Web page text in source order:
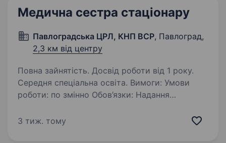
Медична сестра стаціонару
Павлоградська ЦРЛ, КНП ВСР, Павлоград,
2,3 км від центру
Повна зайнятість. Досвід роботи від 1 року.
Середня спеціальна освіта. Вимоги: Умови
роботи: по змінно Обов’язки: Надання
Виконання призначень лікаря. Проведення
3 тиж. тому